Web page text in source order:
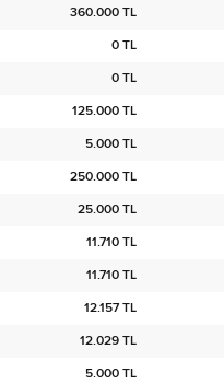
360.000 TL
0 TL
0 TL
125.000 TL
5.000 TL
250.000 TL
25.000 TL
11.710 TL
11.710 TL
12.157 TL
12.029 TL
5.000 TL